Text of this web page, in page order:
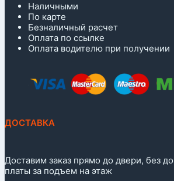
Наличными
По карте
Безналичный расчет
Оплата по ссылке
Оплата водителю при получении
ДОСТАВКА
Доставим заказ прямо до двери, без
платы за подъем на этаж